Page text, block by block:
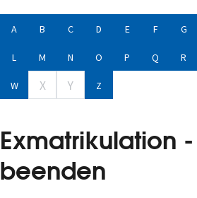
A B C D E F G
L M N O P Q R
W X Y Z
Exmatrikulation
beenden